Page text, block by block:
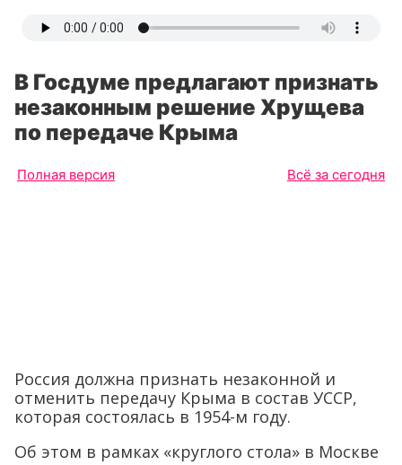
В Госдуме предлагают признать
незаконным решение Хрущева
по передаче Крыма
Полная версия Всё за сегодня
Россия должна признать незаконной и
отменить передачу Крыма в состав УССР,
которая состоялась в 1954-м году.
Об этом в рамках «круглого стола» в Москве